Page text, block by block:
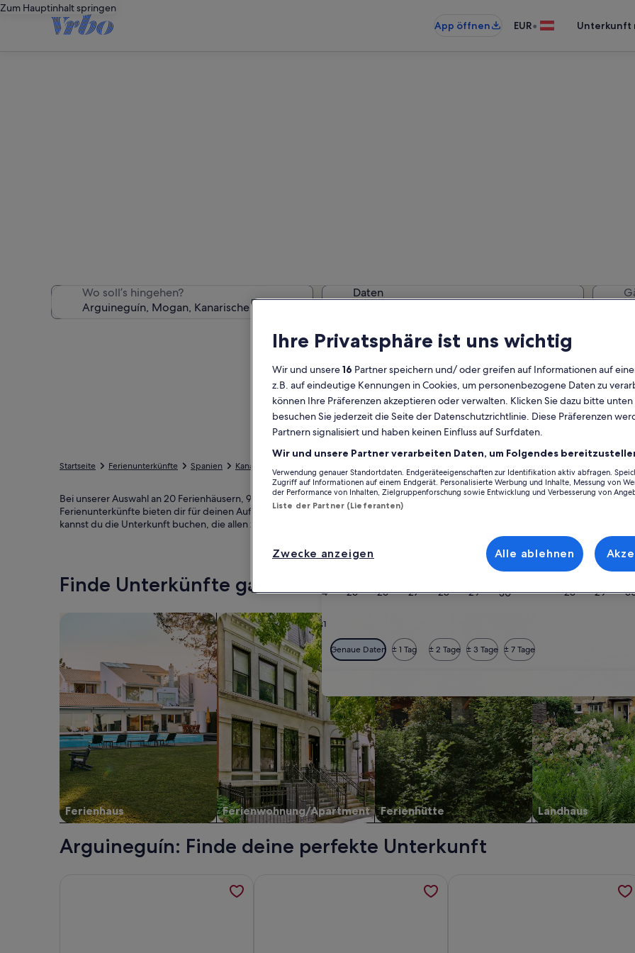
Zum Hauptinhalt springen
App öffnen
EUR• Unterkunft
Wo soll’s hingehen? Daten
Kalender
Derzeit
werden
die
Monate
August
2026
und
September
2026
angezeigt.
August 2026
MoMontag
Di Dienstag
MiMittwoch
DoDonnerstag
Fr Freitag
SaSamstag
So Sonntag
3 4 5 6 7 8 9
17 18 23
24 25 26 27 28 29 30
31
Mo Di
7 8 9
21 22
28 29
Genaue Daten ± 1 Tag ± 2 Tage ± 3 Tage ± 7 Tage
Startseite Ferienunterkünfte Spanien Kanarische Inseln
Bei unserer Auswahl an 20 Ferienhäusern, 98 Apartments und anderen Ferienunterkünften in Arguineguín findest du mit
Ferienunterkünfte bieten dir für deinen Aufenthalt eine Ausstattung, die keine Wünsche offenlässt, wie WLAN und einen
kannst du die Unterkunft buchen, die allen zusagt und jedermanns Erwartungen gerecht wird – das Angebot bei uns ist vielfältig
Finde Unterkünfte ganz nach deinem Geschmack
Ferienhaus
Suche nach Ferienhäusern
Ferienwohnung/Apartment
Suche nach Ferienwohnungen oder Apartments
Ferienhütte Landhaus
Arguineguín: Finde deine perfekte Unterkunft
Ihre Privatsphäre ist uns wichtig
Wir und unsere16 Partner speichern und/ oder greifen auf Informationen auf
z.B. auf eindeutige Kennungen in Cookies, um personenbezogene Daten zu
können Ihre Präferenzen akzeptieren oder verwalten. Klicken Sie dazu bitte
besuchen Sie jederzeit die Seite der Datenschutzrichtlinie. Diese Präferenzen
Partnern signalisiert und haben keinen Einfluss auf Surfdaten.
Wir und unsere Partner verarbeiten Daten, um Folgendes
Verwendung genauer Standortdaten. Endgeräteeigenschaften zur Identifikation aktiv abfragen.
Zugriff auf Informationen auf einem Endgerät. Personalisierte Werbung und Inhalte, Messung von
der Performance von Inhalten, Zielgruppenforschung sowie Entwicklung und Verbesserung von
Liste der Partner (Lieferanten)
Zwecke anzeigen Alle ablehnen